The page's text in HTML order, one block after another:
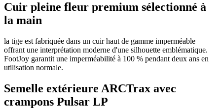
Cuir pleine fleur premium sélectionné à
la main
la tige est fabriquée dans un cuir haut de gamme imperméable
offrant une interprétation moderne d'une silhouette emblématique.
FootJoy garantit une imperméabilité à 100 % pendant deux ans en
utilisation normale.
Semelle extérieure ARCTrax avec
crampons Pulsar LP